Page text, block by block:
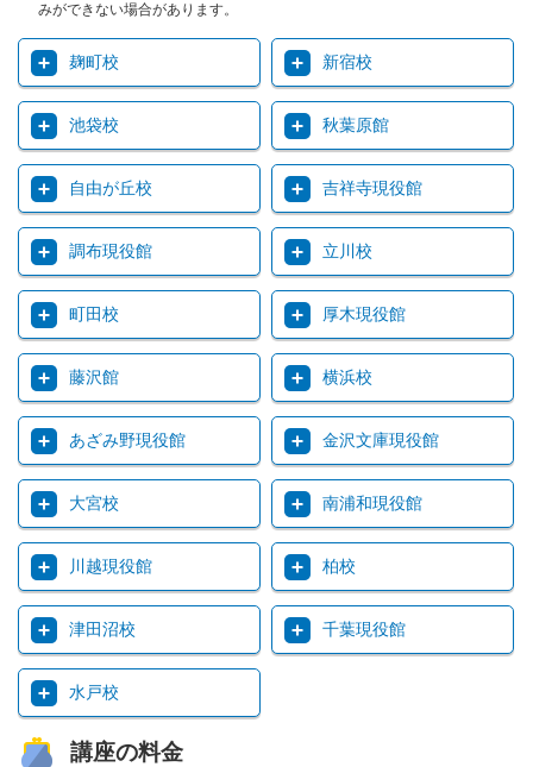
みができない場合があります。
麹町校 新宿校
池袋校 秋葉原館
自由が丘校 吉祥寺現役館
調布現役館 立川校
町田校 厚木現役館
藤沢館 横浜校
あざみ野現役館 金沢文庫現役館
大宮校 南浦和現役館
川越現役館 柏校
津田沼校 千葉現役館
水戸校
講座の料金